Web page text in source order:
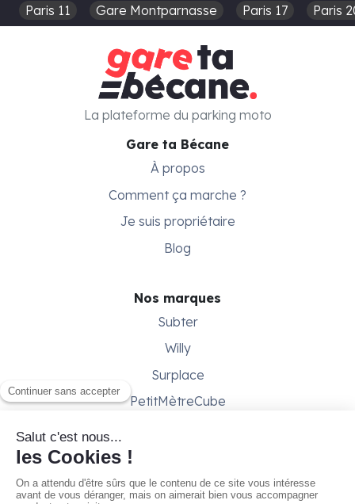
Paris 11
Gare Montparnasse Paris 17 Paris
Gare ta Bécane
À propos
Comment ça marche ?
Je suis propriétaire
Blog
Nos marques
Subter
Willy
Surplace
PetitMètreCube
Besoin d'aide ?
La plateforme du parking moto